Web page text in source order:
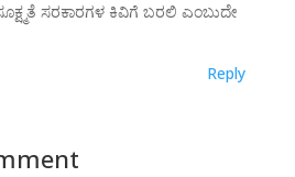
ಸರಕಾರಗಳ ಕಿವಿಗೆ ಬರಲಿ ಎಂಬುದೇ
Reply